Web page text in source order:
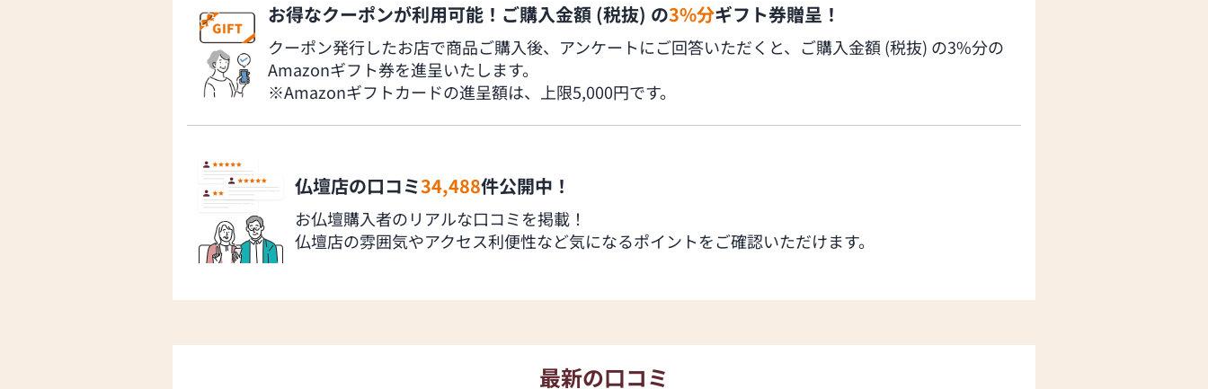
お得なクーポンが利用可能！ご購入金額 (税抜) の3%分ギフト券贈呈！
クーポン発行したお店で商品ご購入後、アンケートにご回答いただくと、ご購入金額 (税抜) の3%分の
Amazonギフト券を進呈いたします。
※Amazonギフトカードの進呈額は、上限5,000円です。
仏壇店の口コミ34,488件公開中！
お仏壇購入者のリアルな口コミを掲載！
仏壇店の雰囲気やアクセス利便性など気になるポイントをご確認いただけます。
最新の口コミ